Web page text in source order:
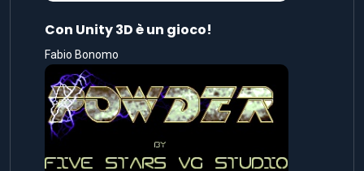
Con Unity 3D è un gioco!
Fabio Bonomo